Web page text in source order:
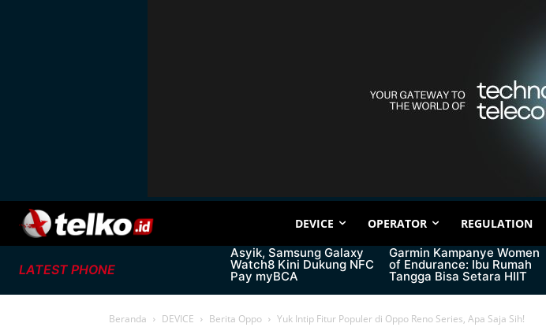
DEVICE OPERATOR REGULATION
LATEST PHONE
Asyik, Samsung Galaxy
Watch8 Kini Dukung NFC
Pay myBCA
Garmin Kampanye Women
of Endurance: Ibu Rumah
Tangga Bisa Setara HIIT
Beranda DEVICE Berita Oppo Yuk Intip Fitur Populer di Oppo Reno Series, Apa Saja Sih!